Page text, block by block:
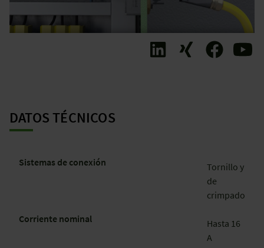
DATOS TÉCNICOS
Sistemas de conexión
Tornillo y
de
crimpado
Corriente nominal
Hasta 16
A